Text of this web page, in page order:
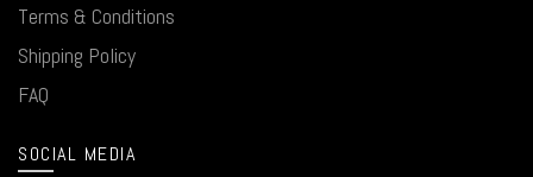
Terms & Conditions
Shipping Policy
FAQ
SOCIAL MEDIA